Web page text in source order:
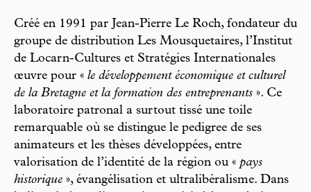
Créé en 1991 par Jean-Pierre Le Roch, fondateur du
groupe de distribution Les Mousquetaires, l’Institut
de Locarn-Cultures et Stratégies Internationales
œuvre pour « le développement économique et culturel
de la Bretagne et la formation des entreprenants ». Ce
laboratoire patronal a surtout tissé une toile
remarquable où se distingue le pedigree de ses
animateurs et les thèses développées, entre
valorisation de l’identité de la région ou « pays
historique », évangélisation et ultralibéralisme. Dans